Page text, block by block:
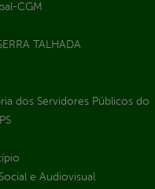
CGM
TALHADA
dos Servidores Públicos do
e Audiovisual